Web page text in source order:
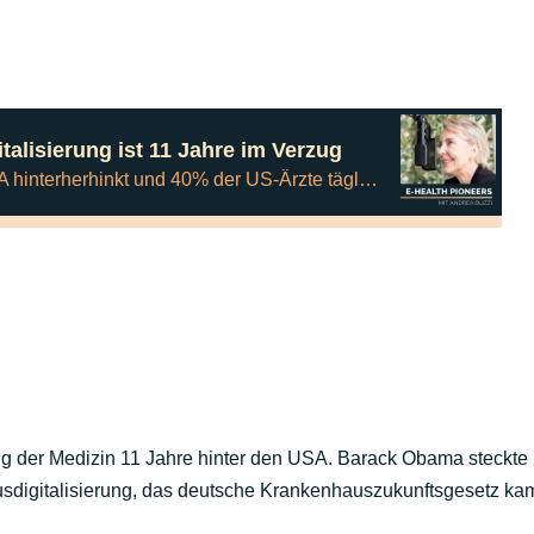
der Medizin 11 Jahre hinter den USA. Barack Obama
das deutsche Krankenhauszukunftsgesetz